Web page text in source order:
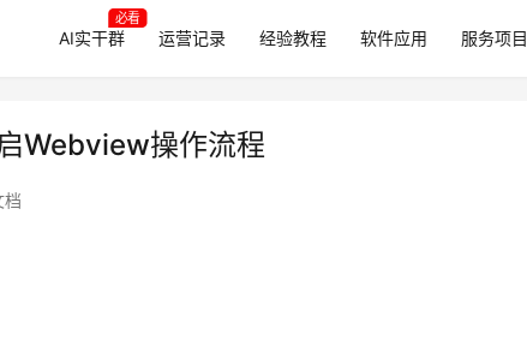
AI实干群
必看
运营记录 经验教程 软件应用 服务项目
Webview操作流程
档